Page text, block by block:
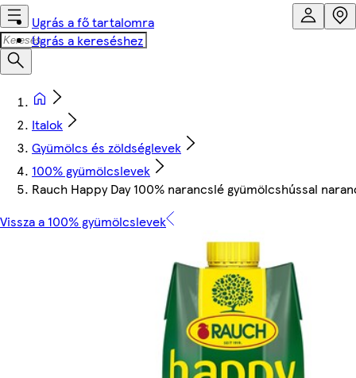
Ugrás a fő tartalomra
Ugrás a kereséshez
Italok
Gyümölcs és zöldséglevek
100% gyümölcslevek
Rauch Happy Day 100% narancslé gyümölcshússal
Vissza a 100% gyümölcslevek